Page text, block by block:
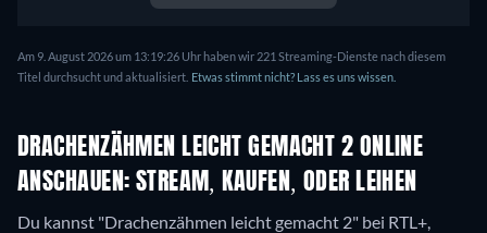
Am 9. August 2026 um 13:19:26 Uhr haben wir 221 Streaming-Dienste nach diesem
Titel durchsucht und aktualisiert. Etwas stimmt nicht? Lass es uns wissen.
DRACHENZÄHMEN LEICHT GEMACHT 2 ONLINE
ANSCHAUEN: STREAM, KAUFEN, ODER LEIHEN
Du kannst "Drachenzähmen leicht gemacht 2" bei RTL+,